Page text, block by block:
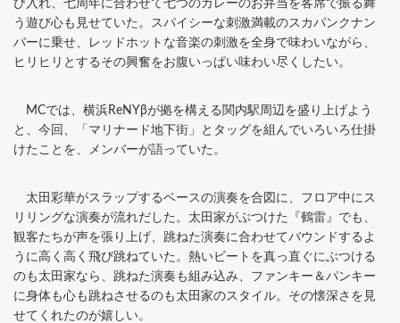
び入れ、七周年に合わせて七つのカレーのお弁当を客席で振る舞
う遊び心も見せていた。スパイシーな刺激満載のスカパンクナン
バーに乗せ、レッドホットな音楽の刺激を全身で味わいながら、
ヒリヒリとするその興奮をお腹いっぱい味わい尽くしたい。
MCでは、横浜ReNYβが拠を構える関内駅周辺を盛り上げよう
と、今回、「マリナード地下街」とタッグを組んでいろいろ仕掛
けたことを、メンバーが語っていた。
太田彩華がスラップするベースの演奏を合図に、フロア中にス
リリングな演奏が流れだした。太田家がぶつけた『鶴雷』でも、
観客たちが声を張り上げ、跳ねた演奏に合わせてバウンドするよ
うに高く高く飛び跳ねていた。熱いビートを真っ直ぐにぶつける
のも太田家なら、跳ねた演奏も組み込み、ファンキー＆パンキー
に身体も心も跳ねさせるのも太田家のスタイル。その懐深さを見
せてくれたのが嬉しい。